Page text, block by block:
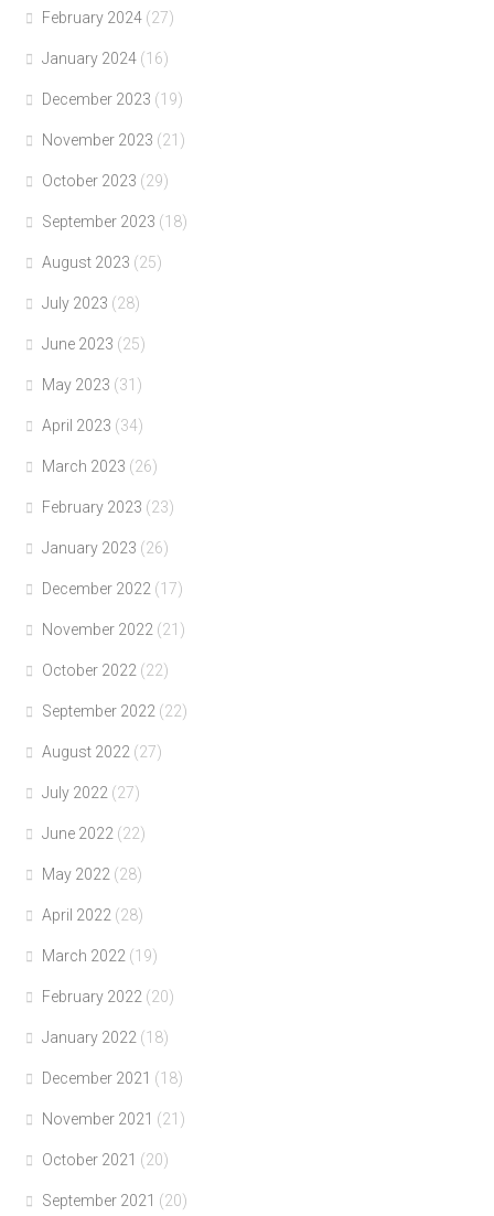
February 2024 (27)
January 2024 (16)
December 2023 (19)
November 2023 (21)
October 2023 (29)
September 2023 (18)
August 2023 (25)
July 2023 (28)
June 2023 (25)
May 2023 (31)
April 2023 (34)
March 2023 (26)
February 2023 (23)
January 2023 (26)
December 2022 (17)
November 2022 (21)
October 2022 (22)
September 2022 (22)
August 2022 (27)
July 2022 (27)
June 2022 (22)
May 2022 (28)
April 2022 (28)
March 2022 (19)
February 2022 (20)
January 2022 (18)
December 2021 (18)
November 2021 (21)
October 2021 (20)
September 2021 (20)